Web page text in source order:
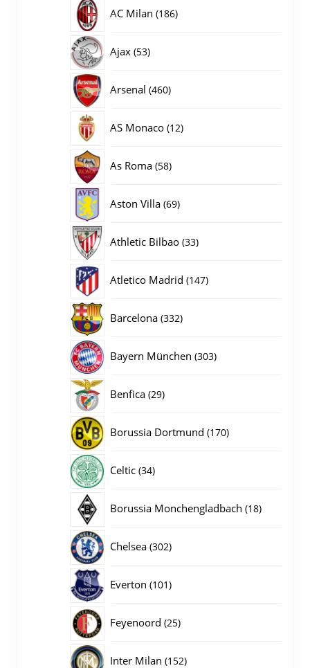
AC Milan 186186
Ajax 5353
Arsenal 460460
AS Monaco 1212
As Roma 5858
Aston Villa 6969
Athletic Bilbao 3333
Atletico Madrid 147147
Barcelona 332332
Bayern München 303303
Benfica 2929
Borussia Dortmund 170170
Celtic 3434
Borussia Monchengladbach 1818
Chelsea 302302
Everton 101101
Feyenoord 2525
Inter Milan 152152